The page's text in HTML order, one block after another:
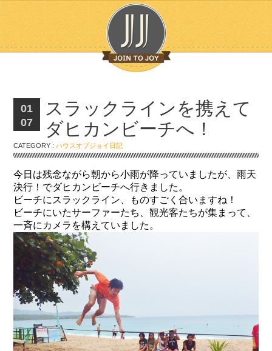
01
07
スラックラインを携えて
ダヒカンビーチへ！
CATEGORY :ハウスオブジョイ日記
今日は残念ながら朝から小雨が降っていましたが、雨天
決行！でダヒカンビーチへ行きました。
ビーチにスラックライン、ものすごく合いますね！
ビーチにいたサーファーたち、観光客たちが集まって、
一斉にカメラを構えていました。